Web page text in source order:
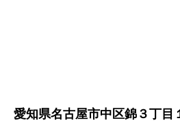
愛知県名古屋市中区錦３丁目